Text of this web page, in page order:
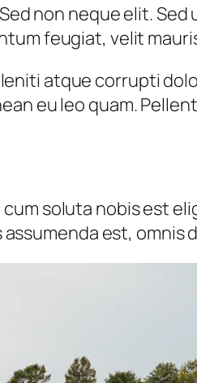
non neque elit. Sed
feugiat, velit
atque corrupti
eu leo quam.
soluta nobis est
est, omnis